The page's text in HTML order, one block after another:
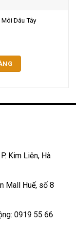
Dâu Tây
Kim Liên, Hà
Mall Huế, số 8
0919 55 66